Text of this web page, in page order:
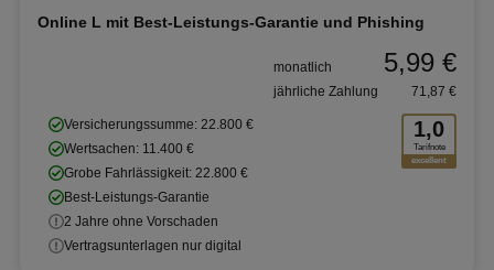
Online L mit Best-Leistungs-Garantie und Phishing
1,0
Tarifnote
excellent
Versicherungssumme: 22.800 €
Wertsachen: 11.400 €
Grobe Fahrlässigkeit: 22.800 €
Best-Leistungs-Garantie
2 Jahre ohne Vorschaden
Vertragsunterlagen nur digital
monatlich 5,99 €
jährliche Zahlung 71,87 €